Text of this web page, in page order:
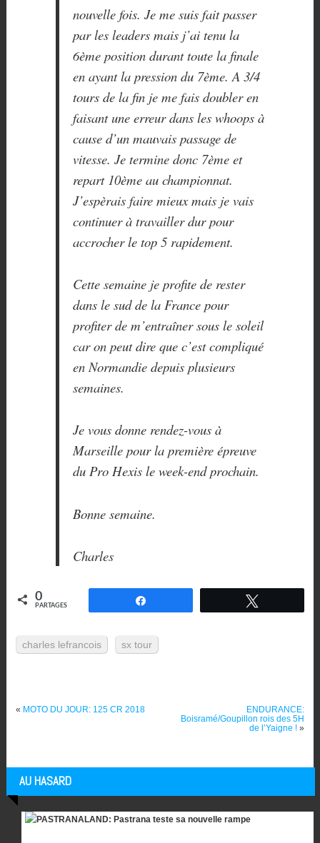
nouvelle fois. Je me suis fait passer
par les leaders mais j’ai tenu la
6ème position durant toute la finale
en ayant la pression du 7ème. A 3/4
tours de la fin je me fais doubler en
faisant une erreur dans les whoops à
cause d’un mauvais passage de
vitesse. Je termine donc 7ème et
repart 10ème au championnat.
J’espèrais faire mieux mais je vais
continuer à travailler dur pour
accrocher le top 5 rapidement.
Cette semaine je profite de rester
dans le sud de la France pour
profiter de m’entraîner sous le soleil
car on peut dire que c’est compliqué
en Normandie depuis plusieurs
semaines.
Je vous donne rendez-vous à
Marseille pour la première épreuve
du Pro Hexis le week-end prochain.
Bonne semaine.
Charles
0
PARTAGES
charles lefrancois sx tour
« MOTO DU JOUR: 125 CR 2018
ENDURANCE:
Boisramé/Goupillon rois des 5H
de l’Yaigne ! »
AU HASARD
Articles au hasard